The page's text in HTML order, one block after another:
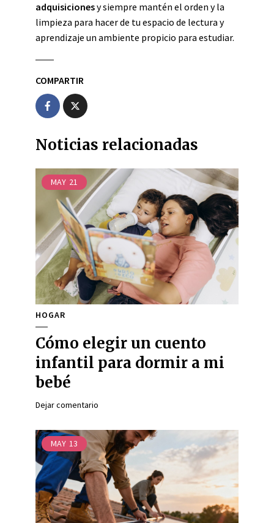
adquisicionesy siempre mantén el orden y la
limpieza para hacer de tu espacio de lectura y
aprendizaje un ambiente propicio para estudiar.
COMPARTIR
Noticias relacionadas
MAY 21
HOGAR
Cómo elegir un cuento
infantil para dormir a mi
bebé
Dejar comentario
MAY 13